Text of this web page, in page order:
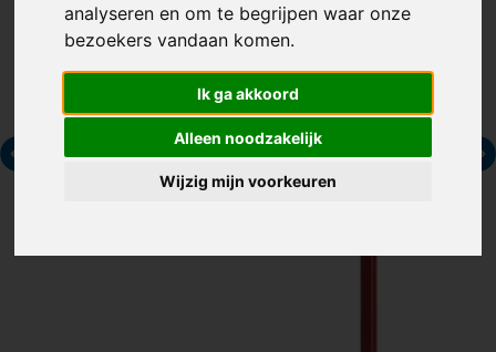
analyseren en om te begrijpen waar onze
bezoekers vandaan komen.
Ik ga akkoord
Alleen noodzakelijk
Wijzig mijn voorkeuren